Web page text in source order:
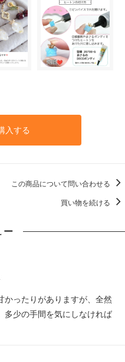
入する
この商品について問い合わせる
買い物を続ける
ー
かったりがありますが、全然
多少の手間を気にしなければ